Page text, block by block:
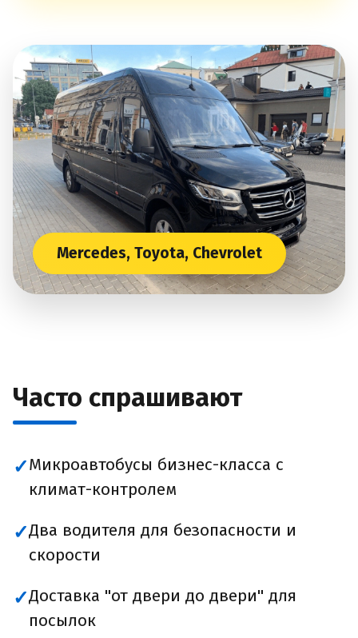
Mercedes, Toyota, Chevrolet
Часто спрашивают
✓Микроавтобусы бизнес-класса с
климат-контролем
✓Два водителя для безопасности и
скорости
✓Доставка "от двери до двери" для
посылок